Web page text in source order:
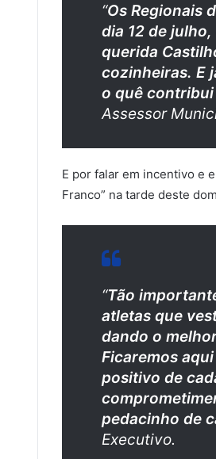
“Os Regionais
dia 12 de
querida
cozinheiras. E
o quê
Assessor
E por falar em incentivo e
Franco” na tarde deste
“Tão
atletas que
dando o
Ficaremos
positivo de
pedacinho de
Executivo.